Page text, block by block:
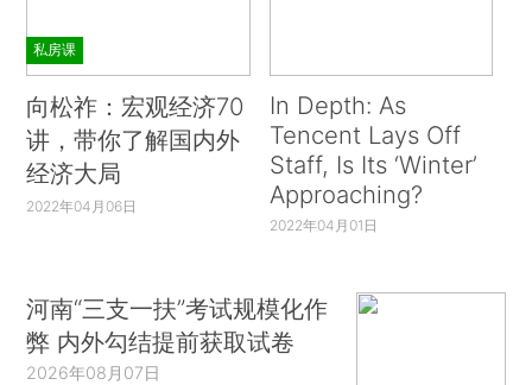
私房课
向松祚：宏观经济70
讲，带你了解国内外
经济大局
2022年04月06日
In Depth: As
Tencent Lays Off
Staff, Is Its ‘Winter’
Approaching?
2022年04月01日
河南“三支一扶”考试规模化作
弊 内外勾结提前获取试卷
2026年08月07日